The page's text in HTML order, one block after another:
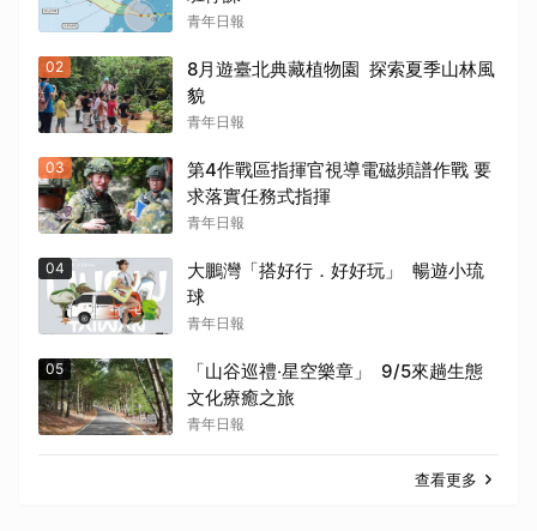
青年日報
02
8月遊臺北典藏植物園 探索夏季山林風
貌
青年日報
03
第4作戰區指揮官視導電磁頻譜作戰 要
求落實任務式指揮
青年日報
04
大鵬灣「搭好行．好好玩」 暢遊小琉
球
青年日報
05
「山谷巡禮‧星空樂章」 9/5來趟生態
文化療癒之旅
青年日報
查看更多